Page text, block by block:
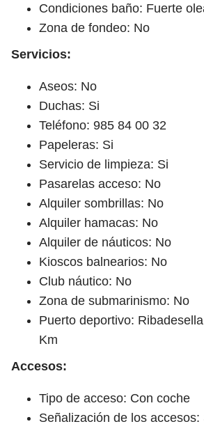
Condiciones baño: Fuerte
Zona de fondeo: No
Servicios:
Aseos: No
Duchas: Si
Teléfono: 985 84 00 32
Papeleras: Si
Servicio de limpieza: Si
Pasarelas acceso: No
Alquiler sombrillas: No
Alquiler hamacas: No
Alquiler de náuticos: No
Kioscos balnearios: No
Club náutico: No
Zona de submarinismo: No
Puerto deportivo:
Km
Accesos:
Tipo de acceso: Con coche
Señalización de los accesos: